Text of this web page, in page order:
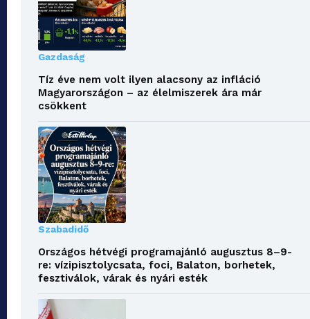
Gazdaság
Tíz éve nem volt ilyen alacsony az infláció
Magyarországon – az élelmiszerek ára már
csökkent
Szabadidő
Országos hétvégi programajánló augusztus 8–9-
re: vízipisztolycsata, foci, Balaton, borhetek,
fesztiválok, várak és nyári esték